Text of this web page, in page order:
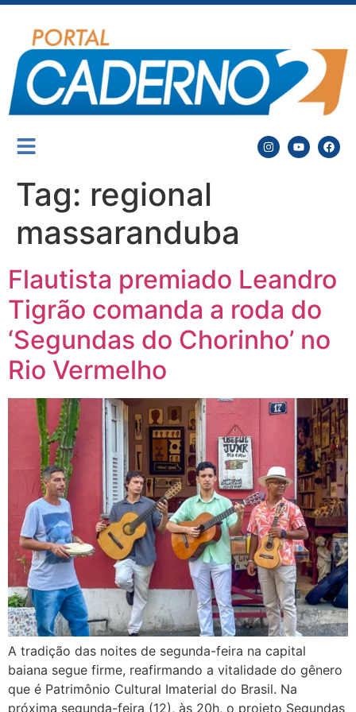
Tag: regional
massaranduba
Flautista premiado Leandro
Tigrão comanda a roda do
‘Segundas do Chorinho’ no
Rio Vermelho
A tradição das noites de segunda-feira na capital
baiana segue firme, reafirmando a vitalidade do gênero
que é Patrimônio Cultural Imaterial do Brasil. Na
próxima segunda-feira (12), às 20h, o projeto Segundas